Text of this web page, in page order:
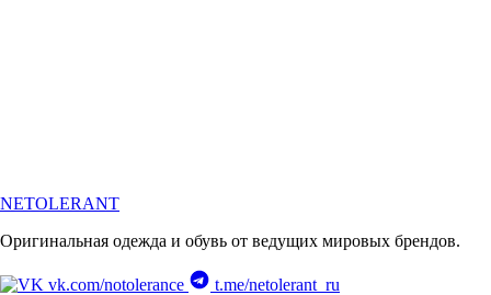
NETOLERANT
Оригинальная одежда и обувь от ведущих мировых брендов.
vk.com/notolerance t.me/netolerant_ru